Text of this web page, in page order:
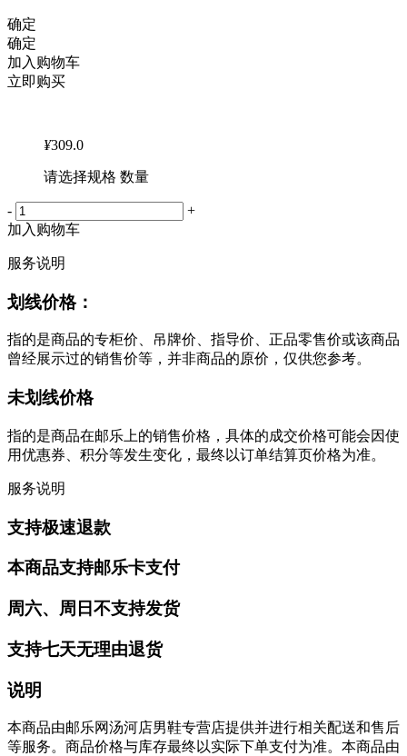
确定
确定
加入购物车
立即购买
¥309.0
请选择规格 数量
-
+
加入购物车
服务说明
划线价格：
指的是商品的专柜价、吊牌价、指导价、正品零售价或该商品
曾经展示过的销售价等，并非商品的原价，仅供您参考。
未划线价格
指的是商品在邮乐上的销售价格，具体的成交价格可能会因使
用优惠券、积分等发生变化，最终以订单结算页价格为准。
服务说明
支持极速退款
本商品支持邮乐卡支付
周六、周日不支持发货
支持七天无理由退货
说明
本商品由邮乐网汤河店男鞋专营店提供并进行相关配送和售后
等服务。商品价格与库存最终以实际下单支付为准。本商品由